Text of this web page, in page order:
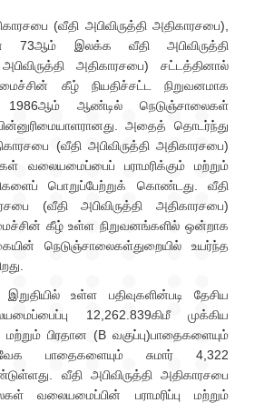
(வீதி அபிவிருத்தி அதிகாரசபை),
73ஆம் இலக்க வீதி அபிவிருத்தி
அதிகாரசபை) சட்டத்தினால்
கீழ் நியதிச்சட்ட நிறுவனமாக
1986ஆம் ஆண்டில் நெடுஞ்சாலைகள்
அதைத் தொடர்ந்து
(வீதி அபிவிருத்தி அதிகாரசபை)
வலையமைப்பைப் பராமரிக்கும் மற்றும்
பொறுப்பேற்றுக் கொண்டது. வீதி
(வீதி அபிவிருத்தி அதிகாரசபை)
கீழ் உள்ள நிறுவனங்களில் ஒன்றாக
நெடுஞ்சாலைகள்துறையில் உயர்ந்த
உள்ள பதிவுகளின்படி தேசிய
12,262.839கிமீ முக்கிய
பிரதான (B வகுப்பு)பாதைகளையும்
பாதைகளையும் சுமார் 4,322
வீதி அபிவிருத்தி அதிகாரசபை
வலையமைப்பின் பராமரிப்பு மற்றும்